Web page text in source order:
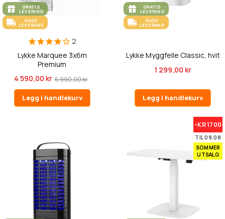
GRATIS
LEVERING
RASK
LEVERANS
2
Lykke Marquee 3x6m
Premium
4 590,00 kr 6 990,00 kr
Legg i handlekurv
GRATIS
LEVERING
RASK
LEVERANS
Lykke Myggfelle Classic, hvit
1 299,00 kr
Legg i handlekurv
-KR 1700
TIL 09.08
SOMMER
UTSALG